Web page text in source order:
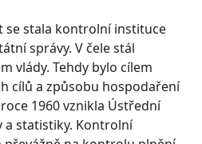
se stala kontrolní instituce
správy. V čele stál
vlády. Tehdy bylo cílem
cílů a způsobu hospodaření
1960 vznikla Ústřední
statistiky. Kontrolní